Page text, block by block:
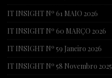
IT INSIGHT Nº 61 MAIO 2026
IT INSIGHT Nº 60 MARÇO 2026
IT INSIGHT Nº 59 Janeiro 2026
IT INSIGHT Nº 58 Novembro 2025